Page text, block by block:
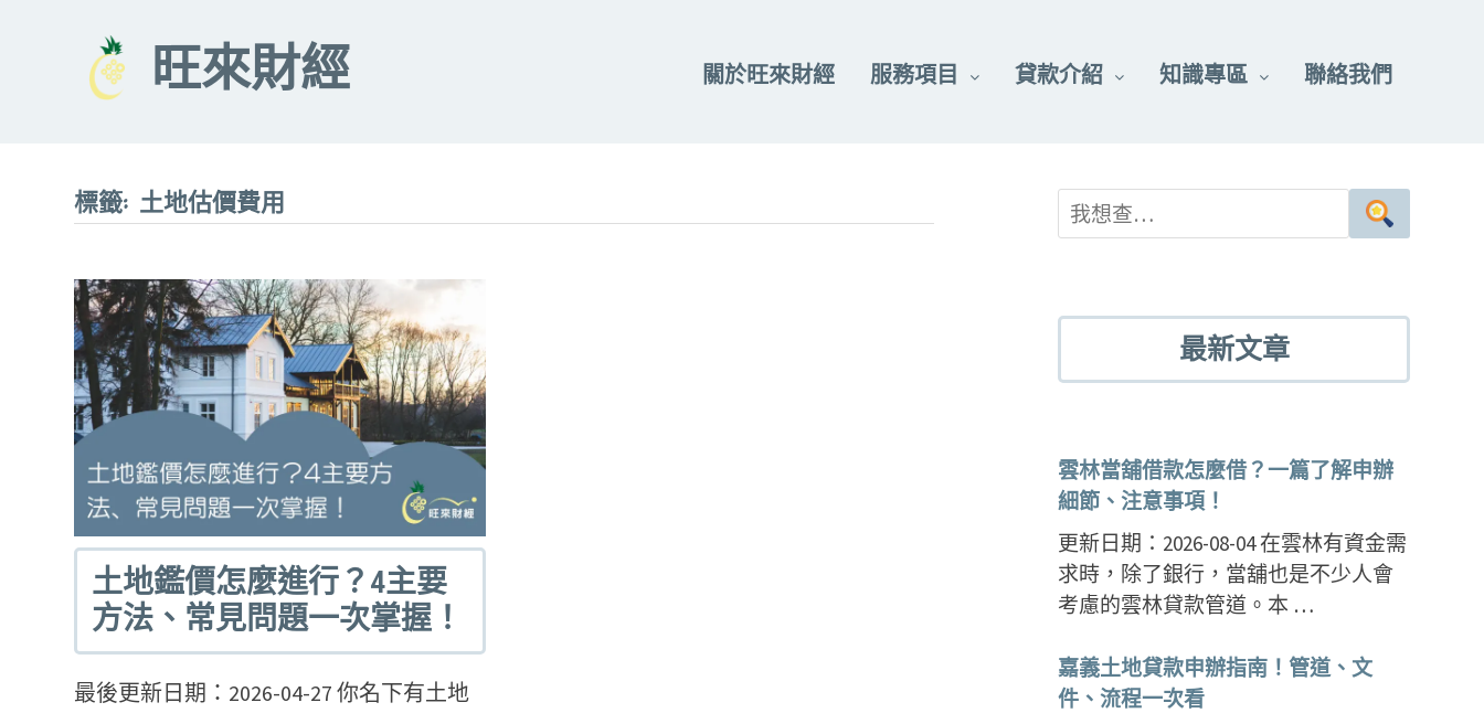
旺來財經 關於旺來財經 服務項目 貸款介紹 知識專區 聯絡我們
標籤: 土地估價費用
土地鑑價怎麼進行？4主要
方法、常見問題一次掌握！
最後更新日期：2026-04-27 你名下有土地
最新文章
雲林當舖借款怎麼借？一篇了解申辦
細節、注意事項！
更新日期：2026-08-04 在雲林有資金需
求時，除了銀行，當舖也是不少人會
考慮的雲林貸款管道。本 …
嘉義土地貸款申辦指南！管道、文
件、流程一次看